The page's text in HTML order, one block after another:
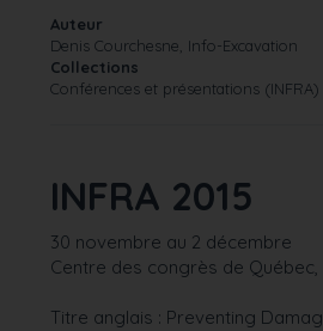
Auteur
Denis Courchesne, Info-Excavation
Collections
Conférences et présentations (INFRA)
INFRA 2015
30 novembre au 2 décembre
Centre des congrès de Québec,
Titre anglais : Preventing